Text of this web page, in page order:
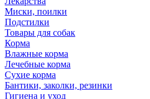
Миски, поилки
Подстилки
Товары для собак
Корма
Влажные корма
Лечебные корма
Сухие корма
Бантики, заколки, резинки
Гигиена и уход